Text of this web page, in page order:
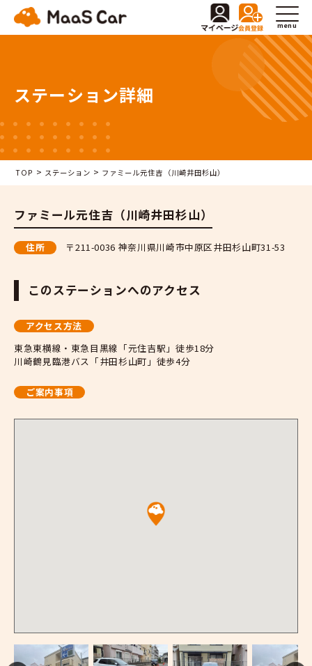
menu
ステーション詳細
TOP > ステーション > ファミール元住吉（川崎井田杉山）
ファミール元住吉（川崎井田杉山）
住所 〒211-0036 神奈川県川崎市中原区井田杉山町31-53
このステーションへのアクセス
アクセス方法
東急東横線・東急目黒線「元住吉駅」徒歩18分
川崎鶴見臨港バス「井田杉山町」徒歩4分
ご案内事項